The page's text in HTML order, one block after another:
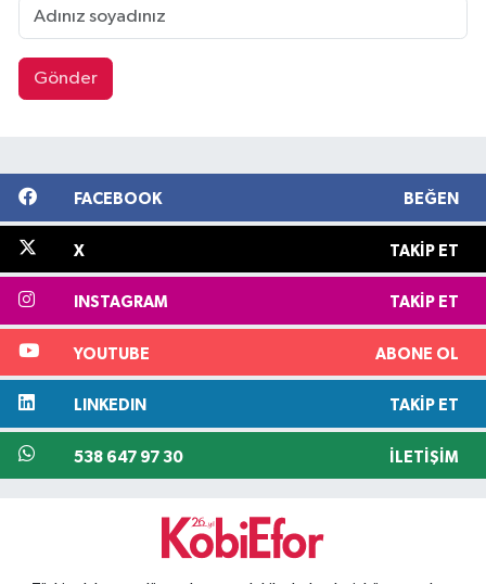
Gönder
FACEBOOK BEĞEN
X TAKIP ET
INSTAGRAM TAKIP ET
YOUTUBE ABONE OL
LINKEDIN TAKIP ET
538 647 97 30 İLETIŞIM